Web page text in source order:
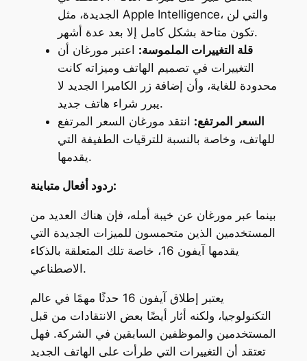
الجديدة، مثل Apple Intelligence، والتي لن
تكون متاحة بشكل كامل إلا بعد عدة أشهر.
قلة التغييرات الملموسة: اعتبر مورغان أن
التغييرات في تصميم الهاتف وميزاته كانت
محدودة للغاية، وأن إضافة زر الكاميرا الجديد لا
يبرر شراء هاتف جديد.
السعر المرتفع: انتقد مورغان السعر المرتفع
للهاتف، وخاصة بالنسبة للترقيات الطفيفة التي
يقدمها.
ردود أفعال متباينة:
بينما عبر مورغان عن خيبة أمله، فإن هناك العديد من
المستخدمين الذين متحمسون للميزات الجديدة التي
يقدمها آيفون 16، خاصة تلك المتعلقة بالذكاء
الاصطناعي.
يعتبر إطلاق آيفون 16 حدثًا مهمًا في عالم
التكنولوجيا، ولكنه أثار أيضًا بعض الانتقادات من قبل
المستخدمين والموظفين السابقين في الشركة. فهل
تعتقد أن التغييرات التي طرأت على الهاتف الجديد